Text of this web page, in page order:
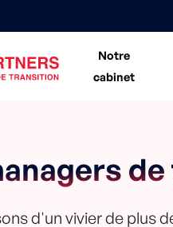
Notre
cabinet
d'un vivier de plus